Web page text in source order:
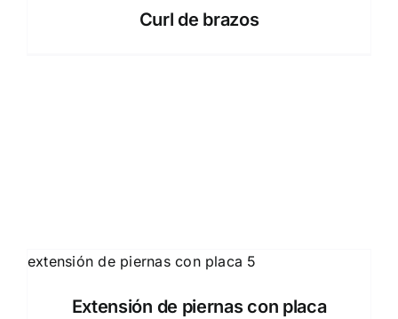
Curl de brazos
Extensión de piernas con placa